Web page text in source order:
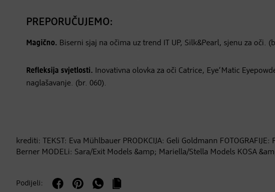
PREPORUČUJEMO:
Magično. Biserni sjaj na očima uz trend IT UP, Silk&Pearl, sjenu za oči.
Refleksija svjetlosti. Inovativna olovka za oči Catrice, Eye‘Matic
naglašavanje. (br. 060).
krediti: TEKST: Eva Mühlbauer PRODKCIJA: Geli Goldmann
Berner MODELi: Sara/Exit Models &amp; Mariella/Stella Models KOSA
Podijeli: